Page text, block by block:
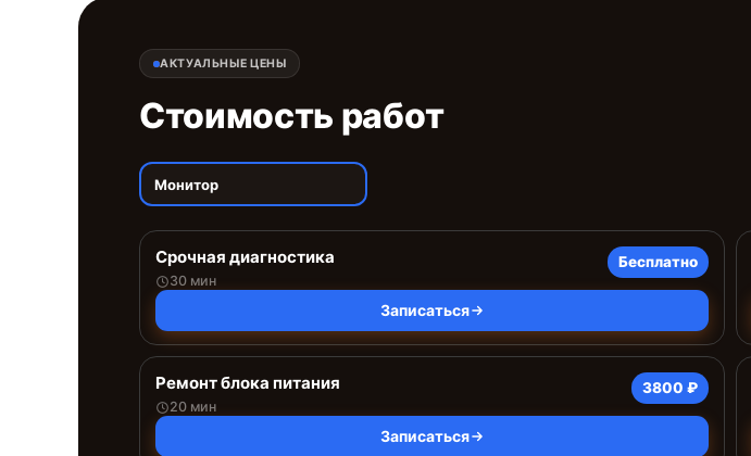
АКТУАЛЬНЫЕ ЦЕНЫ
Стоимость работ
Монитор
Срочная диагностика
30 мин
Бесплатно
Записаться
Ремонт блока питания
20 мин
3800 ₽
Записаться